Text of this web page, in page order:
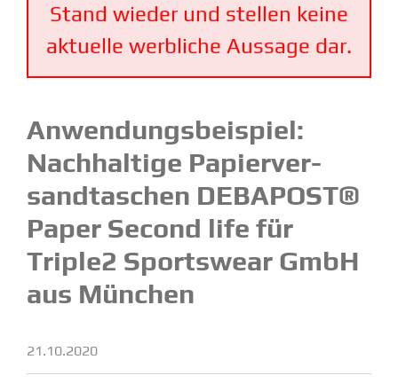
Stand wieder und stellen keine
aktuelle werbliche Aussage dar.
Anwen­dungs­bei­spiel:
Nachhaltige Papier­ver­
sand­ta­schen DEBAPOST®
Paper Second life für
Triple2 Sportswear GmbH
aus München
21.10.2020